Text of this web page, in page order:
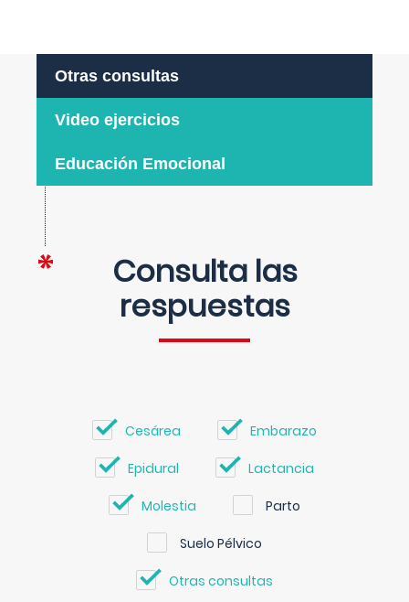
Otras consultas
Video ejercicios
Educación Emocional
Consulta las
respuestas
Cesárea Embarazo
Epidural Lactancia
Molestia Parto
Suelo Pélvico
Otras consultas